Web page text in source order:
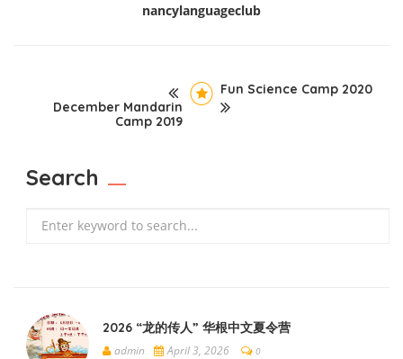
nancylanguageclub
December Mandarin
Camp 2019
Fun Science Camp 2020
Search
2026 “龙的传人” 华根中文夏令营
admin April 3, 2026 0